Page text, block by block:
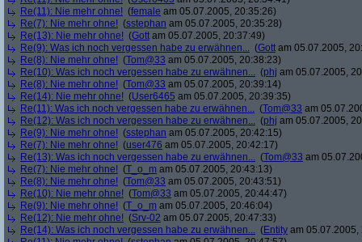
Re(11): Nie mehr ohne! (female am 05.07.2005, 20:35:26)
Re(7): Nie mehr ohne! (sstephan am 05.07.2005, 20:35:28)
Re(13): Nie mehr ohne! (Gott am 05.07.2005, 20:37:49)
Re(9): Was ich noch vergessen habe zu erwähnen... (Gott am 05.07.2005,
Re(8): Nie mehr ohne! (Tom@33 am 05.07.2005, 20:38:23)
Re(10): Was ich noch vergessen habe zu erwähnen... (phj am 05.07.2005,
Re(8): Nie mehr ohne! (Tom@33 am 05.07.2005, 20:39:14)
Re(14): Nie mehr ohne! (User6465 am 05.07.2005, 20:39:35)
Re(11): Was ich noch vergessen habe zu erwähnen... (Tom@33 am
Re(12): Was ich noch vergessen habe zu erwähnen... (phj am 05.07.2005,
Re(9): Nie mehr ohne! (sstephan am 05.07.2005, 20:42:15)
Re(7): Nie mehr ohne! (user476 am 05.07.2005, 20:42:17)
Re(13): Was ich noch vergessen habe zu erwähnen... (Tom@33 am
Re(7): Nie mehr ohne! (T_o_m am 05.07.2005, 20:43:13)
Re(8): Nie mehr ohne! (Tom@33 am 05.07.2005, 20:43:51)
Re(10): Nie mehr ohne! (Tom@33 am 05.07.2005, 20:44:47)
Re(9): Nie mehr ohne! (T_o_m am 05.07.2005, 20:46:04)
Re(12): Nie mehr ohne! (Srv-02 am 05.07.2005, 20:47:33)
Re(14): Was ich noch vergessen habe zu erwähnen... (Entity am 05.07.2005,